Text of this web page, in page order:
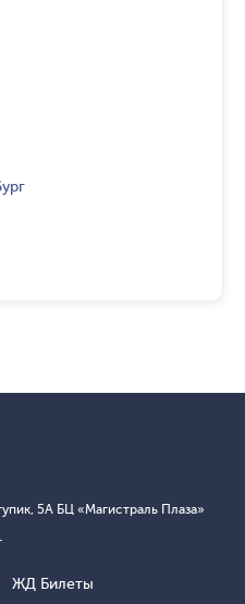
5А БЦ «Магистраль Плаза»
ЖД Билеты